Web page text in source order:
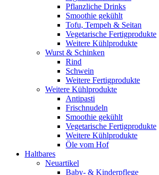
Pflanzliche Drinks
Smoothie gekühlt
Tofu, Tempeh & Seitan
Vegetarische Fertigprodukte
Weitere Kühlprodukte
Wurst & Schinken
Rind
Schwein
Weitere Fertigprodukte
Weitere Kühlprodukte
Antipasti
Frischnudeln
Smoothie gekühlt
Vegetarische Fertigprodukte
Weitere Kühlprodukte
Öle vom Hof
Haltbares
Neuartikel
Baby- & Kinderpflege